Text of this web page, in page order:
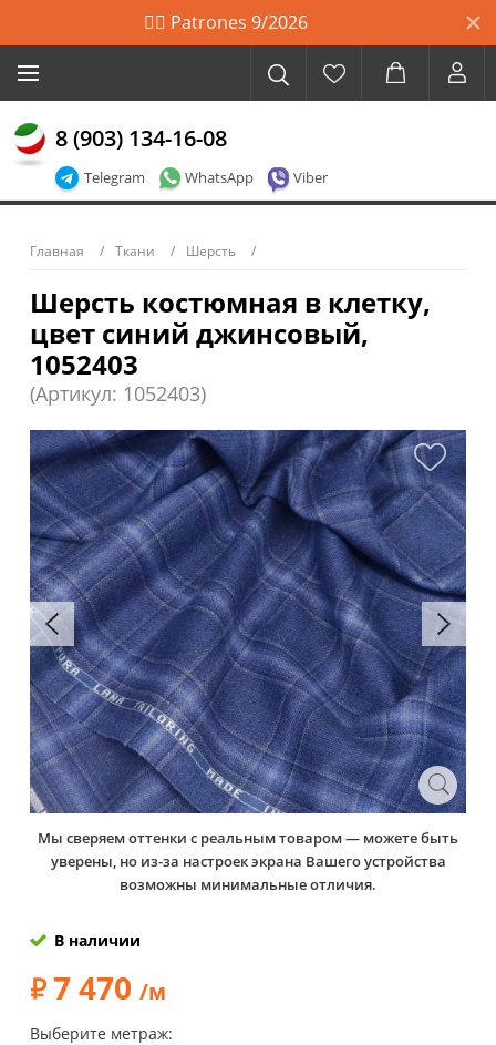
🙋‍♀️ Patrones 9/2026
Telegram WhatsApp Viber
8 (903) 134-16-08
Главная Ткани Шерсть
Шерсть костюмная в клетку,
цвет синий джинсовый,
1052403
(Артикул: 1052403)
Мы сверяем оттенки с реальным товаром — можете быть
уверены, но из-за настроек экрана Вашего устройства
возможны минимальные отличия.
В наличии
7 470 /м
Выберите метраж: